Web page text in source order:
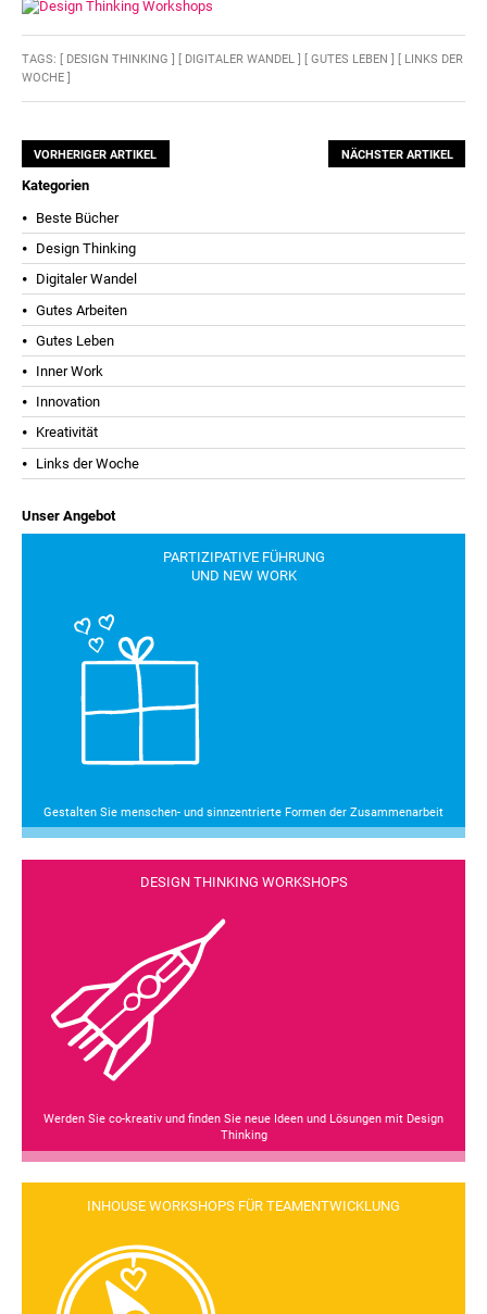
TAGS: [ DESIGN THINKING ] [ DIGITALER WANDEL ] [ GUTES LEBEN ] [ LINKS DER
WOCHE ]
VORHERIGER ARTIKEL NÄCHSTER ARTIKEL
Kategorien
Beste Bücher
Design Thinking
Digitaler Wandel
Gutes Arbeiten
Gutes Leben
Inner Work
Innovation
Kreativität
Links der Woche
Unser Angebot
PARTIZIPATIVE FÜHRUNG
UND NEW WORK
Gestalten Sie menschen- und sinnzentrierte Formen der Zusammenarbeit
DESIGN THINKING WORKSHOPS
Werden Sie co-kreativ und finden Sie neue Ideen und Lösungen mit Design
Thinking
INHOUSE WORKSHOPS FÜR TEAMENTWICKLUNG